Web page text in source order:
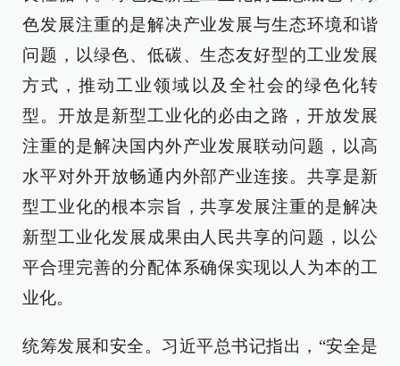
色发展注重的是解决产业发展与生态环境和谐
问题，以绿色、低碳、生态友好型的工业发展
方式，推动工业领域以及全社会的绿色化转
型。开放是新型工业化的必由之路，开放发展
注重的是解决国内外产业发展联动问题，以高
水平对外开放畅通内外部产业连接。共享是新
型工业化的根本宗旨，共享发展注重的是解决
新型工业化发展成果由人民共享的问题，以公
平合理完善的分配体系确保实现以人为本的工
业化。
统筹发展和安全。习近平总书记指出，“安全是